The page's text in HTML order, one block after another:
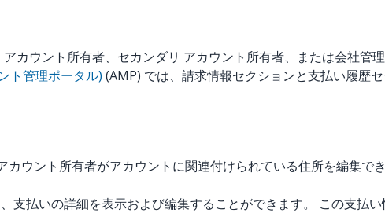
カウント所有者、セカンダリ アカウント所有者、または会社管理
ト管理ポータル) (AMP) では、請求情報セクションと支払い履歴
ウント所有者がアカウントに関連付けられている住所を編集で
払いの詳細を表示および編集することができます。 この支払